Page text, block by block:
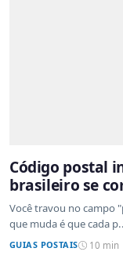
Código postal
brasileiro se
sistemas de
Você travou no campo
que muda é que cada
GUIAS POSTAIS 10 min